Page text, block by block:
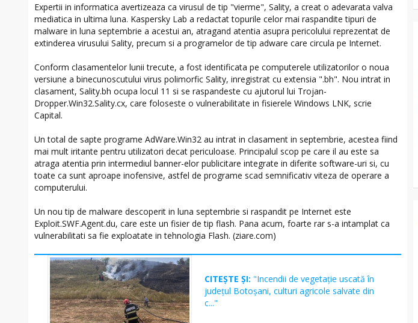
Expertii in informatica avertizeaza ca virusul de tip "vierme", Sality, a creat o adevarata valva
mediatica in ultima luna. Kaspersky Lab a redactat topurile celor mai raspandite tipuri de
malware in luna septembrie a acestui an, atragand atentia asupra pericolului reprezentat de
extinderea virusului Sality, precum si a programelor de tip adware care circula pe Internet.
Conform clasamentelor lunii trecute, a fost identificata pe computerele utilizatorilor o noua
versiune a binecunoscutului virus polimorfic Sality, inregistrat cu extensia ".bh". Nou intrat in
clasament, Sality.bh ocupa locul 11 si se raspandeste cu ajutorul lui Trojan-
Dropper.Win32.Sality.cx, care foloseste o vulnerabilitate in fisierele Windows LNK, scrie
Capital.
Un total de sapte programe AdWare.Win32 au intrat in clasament in septembrie, acestea fiind
mai mult iritante pentru utilizatori decat periculoase. Principalul scop pe care il au este sa
atraga atentia prin intermediul banner-elor publicitare integrate in diferite software-uri si, cu
toate ca sunt aproape inofensive, astfel de programe scad semnificativ viteza de operare a
computerului.
Un nou tip de malware descoperit in luna septembrie si raspandit pe Internet este
Exploit.SWF.Agent.du, care este un fisier de tip flash. Pana acum, foarte rar s-a intamplat ca
vulnerabilitati sa fie exploatate in tehnologia Flash. (ziare.com)
CITEȘTE ȘI: "Incendii de vegetație uscată în
județul Botoșani, culturi agricole salvate din
c..."